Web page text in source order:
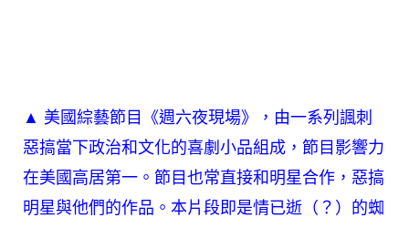
▲ 美國綜藝節目《週六夜現場》，由一系列諷刺
惡搞當下政治和文化的喜劇小品組成，節目影響力
在美國高居第一。節目也常直接和明星合作，惡搞
明星與他們的作品。本片段即是情已逝（？）的蜘